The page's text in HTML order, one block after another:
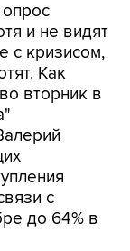
и не видят
с кризисом,
Как
вторник в
с
до 64% в